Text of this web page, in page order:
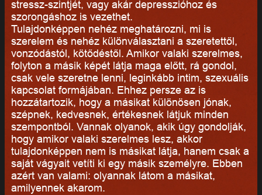
stressz-szintjét, vagy akár depresszióhoz és
szorongáshoz is vezethet.
Tulajdonképpen nehéz meghatározni, mi is
szerelem és nehéz különválasztani a szeretettől,
vonzódástól, kötődéstől. Amikor valaki szerelmes,
folyton a másik képét látja maga előtt, rá gondol,
csak vele szeretne lenni, leginkább intim, szexuális
kapcsolat formájában. Ehhez persze az is
hozzátartozik, hogy a másikat különösen jónak,
szépnek, kedvesnek, értékesnek látjuk minden
szempontból. Vannak olyanok, akik úgy gondolják,
hogy amikor valaki szerelmes lesz, akkor
tulajdonképpen nem is másikat látja, hanem csak a
saját vágyait vetíti ki egy másik személyre. Ebben
azért van valami: olyannak látom a másikat,
amilyennek akarom.